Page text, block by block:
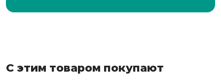
С этим товаром покупают